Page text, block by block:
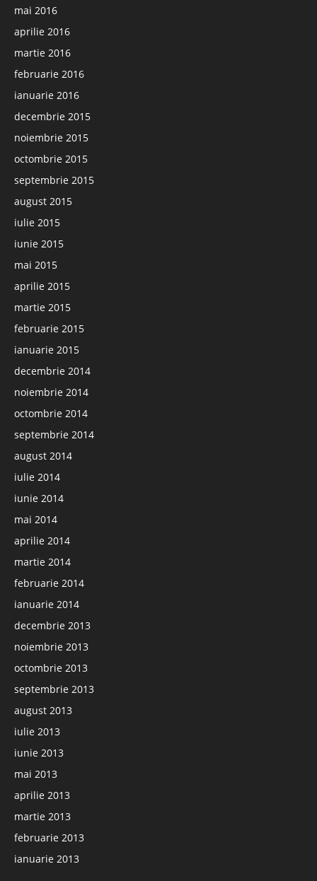
mai 2016
aprilie 2016
martie 2016
februarie 2016
ianuarie 2016
decembrie 2015
noiembrie 2015
octombrie 2015
septembrie 2015
august 2015
iulie 2015
iunie 2015
mai 2015
aprilie 2015
martie 2015
februarie 2015
ianuarie 2015
decembrie 2014
noiembrie 2014
octombrie 2014
septembrie 2014
august 2014
iulie 2014
iunie 2014
mai 2014
aprilie 2014
martie 2014
februarie 2014
ianuarie 2014
decembrie 2013
noiembrie 2013
octombrie 2013
septembrie 2013
august 2013
iulie 2013
iunie 2013
mai 2013
aprilie 2013
martie 2013
februarie 2013
ianuarie 2013